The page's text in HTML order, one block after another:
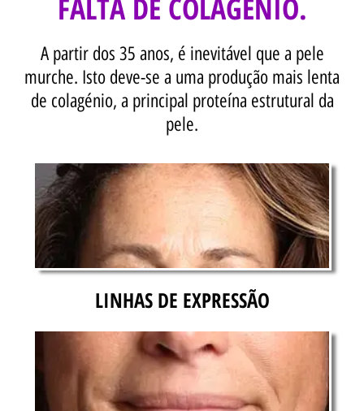
FALTA DE COLAGÉNIO.
A partir dos 35 anos, é inevitável que a pele
murche. Isto deve-se a uma produção mais lenta
de colagénio, a principal proteína estrutural da
pele.
LINHAS DE EXPRESSÃO